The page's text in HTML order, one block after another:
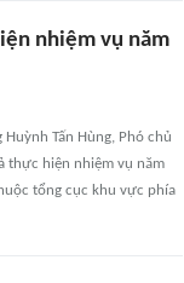
nhiệm vụ năm
Tấn Hùng, Phó chủ
thực hiện nhiệm vụ năm
tổng cục khu vực phía